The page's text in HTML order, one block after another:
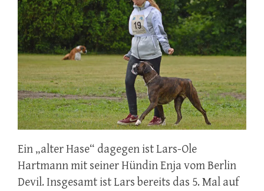
Ein „alter Hase“ dagegen ist Lars-Ole
Hartmann mit seiner Hündin Enja vom Berlin
Devil. Insgesamt ist Lars bereits das 5. Mal auf